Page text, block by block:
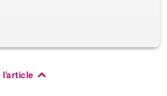
l'article